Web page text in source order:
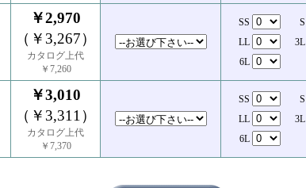
￥2,970
（￥3,267）
カタログ上代
￥7,260
SS S
LL
3L
6L
￥3,010
（￥3,311）
カタログ上代
￥7,370
SS S
LL
3L
6L